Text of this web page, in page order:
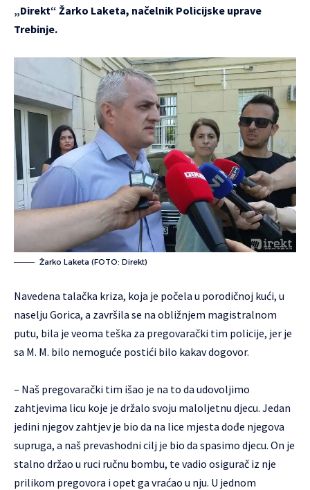
„Direkt“ Žarko Laketa, načelnik Policijske uprave
Trebinje.
Žarko Laketa (FOTO: Direkt)
Navedena talačka kriza, koja je počela u porodičnoj kući, u
naselju Gorica, a završila se na obližnjem magistralnom
putu, bila je veoma teška za pregovarački tim policije, jer je
sa M. M. bilo nemoguće postići bilo kakav dogovor.
– Naš pregovarački tim išao je na to da udovoljimo
zahtjevima licu koje je držalo svoju maloljetnu djecu. Jedan
jedini njegov zahtjev je bio da na lice mjesta dođe njegova
supruga, a naš prevashodni cilj je bio da spasimo djecu. On je
stalno držao u ruci ručnu bombu, te vadio osigurač iz nje
prilikom pregovora i opet ga vraćao u nju. U jednom